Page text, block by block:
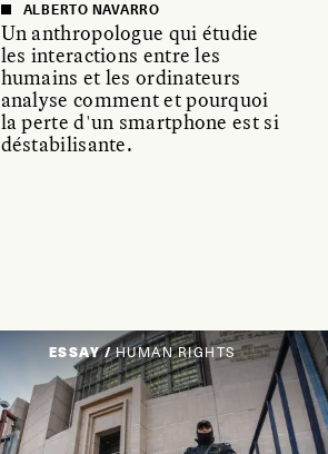
ALBERTO NAVARRO
Un anthropologue qui étudie
les interactions entre les
humains et les ordinateurs
analyse comment et pourquoi
la perte d'un smartphone est si
déstabilisante.
ESSAY /HUMAN RIGHTS